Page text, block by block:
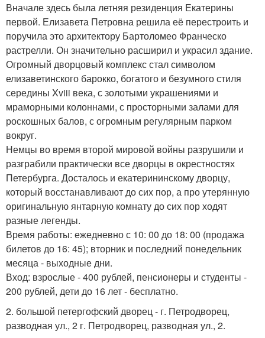
Вначале здесь была летняя резиденция Екатерины
первой. Елизавета Петровна решила её перестроить и
поручила это архитектору Бартоломео Франческо
растрелли. Он значительно расширил и украсил здание.
Огромный дворцовый комплекс стал символом
елизаветинского барокко, богатого и безумного стиля
середины Xviii века, с золотыми украшениями и
мраморными колоннами, с просторными залами для
роскошных балов, с огромным регулярным парком
вокруг.
Немцы во время второй мировой войны разрушили и
разграбили практически все дворцы в окрестностях
Петербурга. Досталось и екатерининскому дворцу,
который восстанавливают до сих пор, а про утерянную
оригинальную янтарную комнату до сих пор ходят
разные легенды.
Время работы: ежедневно с 10: 00 до 18: 00 (продажа
билетов до 16: 45); вторник и последний понедельник
месяца - выходные дни.
Вход: взрослые - 400 рублей, пенсионеры и студенты -
200 рублей, дети до 16 лет - бесплатно.
2. большой петергофский дворец - г. Петродворец,
разводная ул., 2 г. Петродворец, разводная ул., 2.